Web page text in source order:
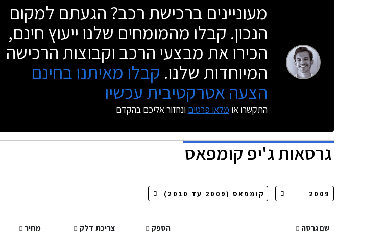
מעוניינים ברכישת רכב? הגעתם למקום
הנכון. קבלו מהמומחים שלנו ייעוץ חינם,
הכירו את מבצעי הרכב וקבוצות הרכישה
המיוחדות שלנו. קבלו מאיתנו בחינם
הצעה אטרקטיבית עכשיו
התקשרו או מלאו פרטים ונחזור אליכם בהקדם
גרסאותג'יפ קומפאס
שם גרסה הספק צריכת דלק מחיר